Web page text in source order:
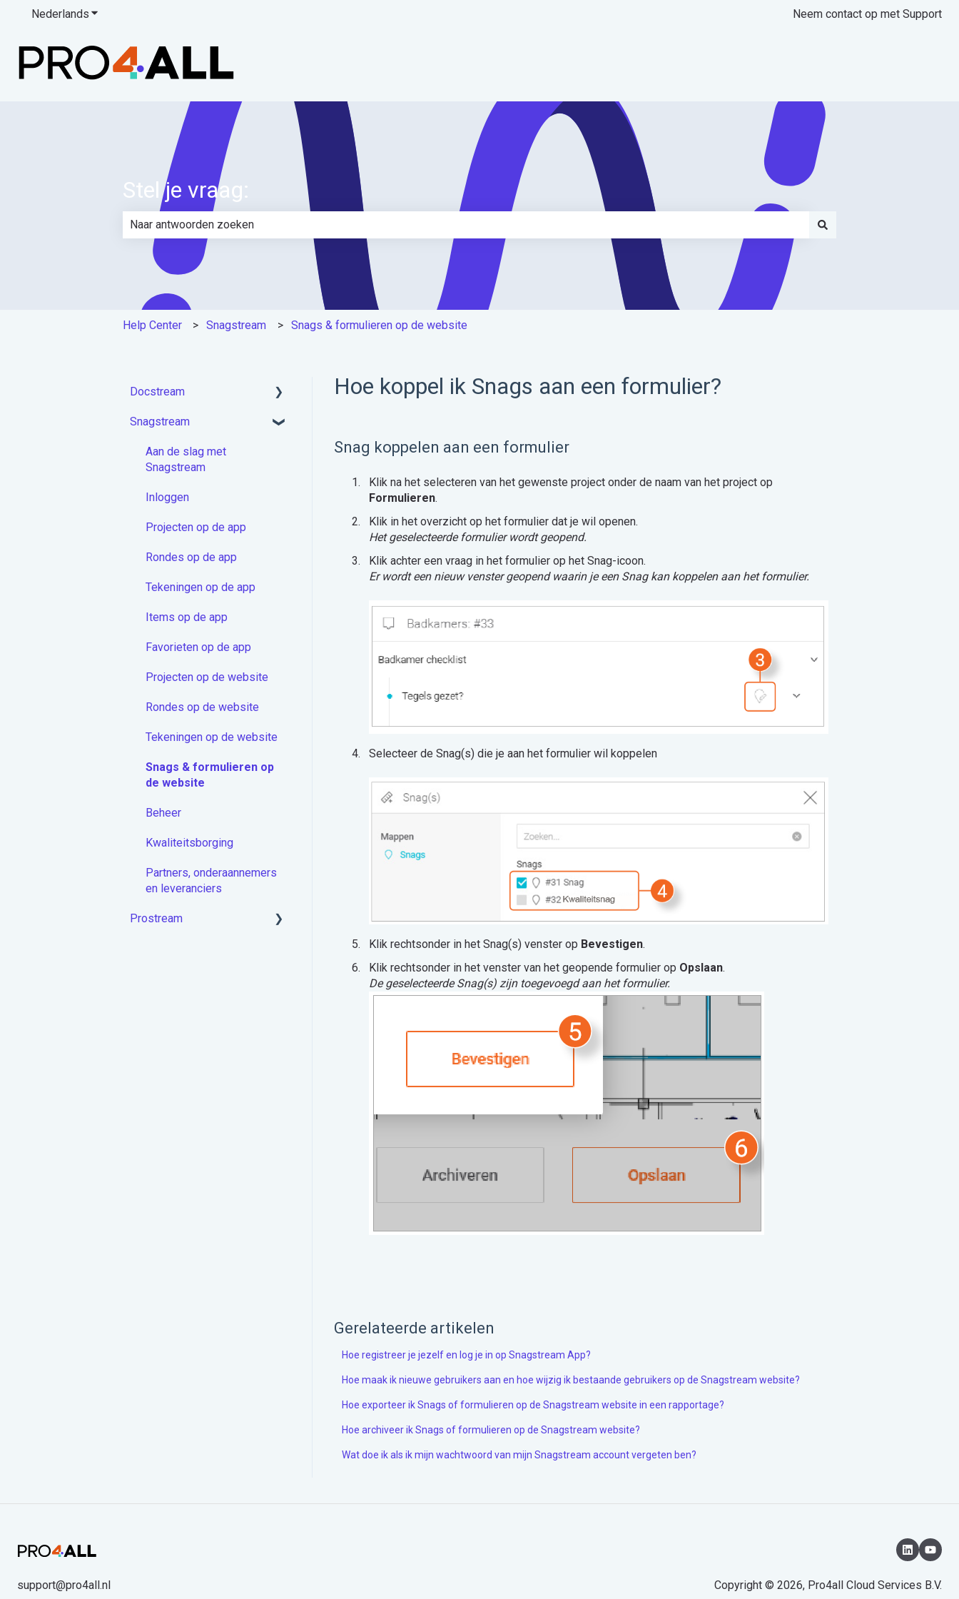
Nederlands Submenu tonen voor vertalingen Neem contact op met Support
Stel je vraag:
Er zijn geen suggesties want het zoekveld is leeg.
Help Center Snagstream Snags & formulieren op de website
Hoe koppel ik Snags aan een formulier?
Snag koppelen aan een formulier
Klik na het selecteren van het gewenste project onder de naam van het project op
Formulieren.
Klik in het overzicht op het formulier dat je wil openen.
Het geselecteerde formulier wordt geopend.
Klik achter een vraag in het formulier op het Snag-icoon.
Er wordt een nieuw venster geopend waarin je een Snag kan koppelen aan het formulier.
Selecteer de Snag(s) die je aan het formulier wil koppelen
Klik rechtsonder in het Snag(s) venster op Bevestigen.
Klik rechtsonder in het venster van het geopende formulier op Opslaan.
De geselecteerde Snag(s) zijn toegevoegd aan het formulier.
Gerelateerde artikelen
Hoe registreer je jezelf en log je in op Snagstream App?
Hoe maak ik nieuwe gebruikers aan en hoe wijzig ik bestaande gebruikers op de Snagstream website?
Hoe exporteer ik Snags of formulieren op de Snagstream website in een rapportage?
Hoe archiveer ik Snags of formulieren op de Snagstream website?
Wat doe ik als ik mijn wachtwoord van mijn Snagstream account vergeten ben?
Docstream
Aan de slag met
Account activeren &
Overige artikelen
Snagstream
Aan de slag met
Snagstream
Inloggen
Projecten op de app
Rondes op de app
Tekeningen op de app
Items op de app
Favorieten op de app
Projecten op de website
Rondes op de website
Tekeningen op de website
Snags & formulieren op
de website
Beheer
Kwaliteitsborging
Partners, onderaannemers
en leveranciers
Prostream
support@pro4all.nl Copyright © 2026, Pro4all Cloud Services B.V.